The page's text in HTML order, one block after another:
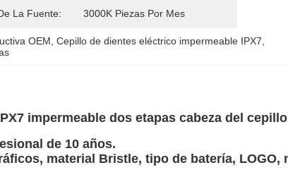
La Fuente: 3000K Piezas Por Mes
OEM Cepillo de dientes eléctrico impermeable IPX7
impermeable dos etapas cabeza del
de 10 años.
material Bristle, tipo de batería, LOGO,